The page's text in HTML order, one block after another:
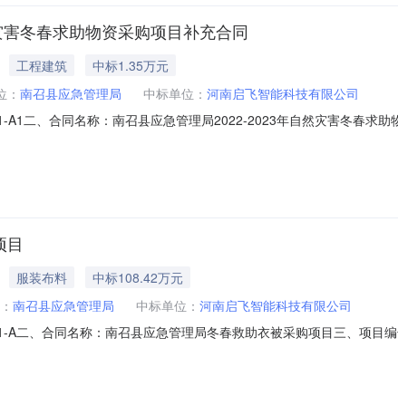
冬春求助物资采购项目补充合同
工程建筑
中标1.35万元
南召县应急管理局 中标单位： 河南启飞智能科技有限公司
二、合同名称：南召县应急管理局2022-2023年自然灾害冬春求
南省郑州市高新技术产业开发区电厂路80号河南省大学科技园东
目
服装布料
中标108.42万元
南召县应急管理局 中标单位： 河南启飞智能科技有限公司
二、合同名称：南召县应急管理局冬春救助衣被采购项目三、项目
电厂路80号河南省大学科技园东区15号楼H座5层整层联系人：陈联